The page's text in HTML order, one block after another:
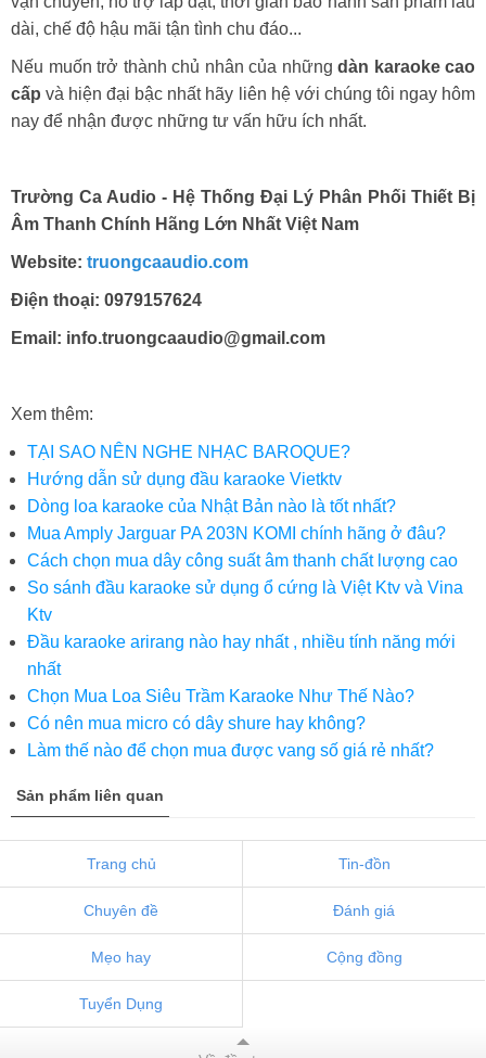
dài, chế độ hậu mãi tận tình chu đáo...
Nếu muốn trở thành chủ nhân của những dàn karaoke cao
cấp và hiện đại bậc nhất hãy liên hệ với chúng tôi ngay hôm
nay để nhận được những tư vấn hữu ích nhất.
Trường Ca Audio - Hệ Thống Đại Lý Phân Phối Thiết Bị
Âm Thanh Chính Hãng Lớn Nhất Việt Nam
Website: truongcaaudio.com
Điện thoại: 0979157624
Email: info.truongcaaudio@gmail.com
Xem thêm:
TẠI SAO NÊN NGHE NHẠC BAROQUE?
Hướng dẫn sử dụng đầu karaoke Vietktv
Dòng loa karaoke của Nhật Bản nào là tốt nhất?
Mua Amply Jarguar PA 203N KOMI chính hãng ở đâu?
Cách chọn mua dây công suất âm thanh chất lượng cao
So sánh đầu karaoke sử dụng ổ cứng là Việt Ktv và Vina
Ktv
Đầu karaoke arirang nào hay nhất , nhiều tính năng mới
nhất
Chọn Mua Loa Siêu Trầm Karaoke Như Thế Nào?
Có nên mua micro có dây shure hay không?
Làm thế nào để chọn mua được vang số giá rẻ nhất?
Sản phẩm liên quan
Trang chủ Tin-đồn
Chuyên đề Đánh giá
Mẹo hay Cộng đồng
Tuyển Dụng